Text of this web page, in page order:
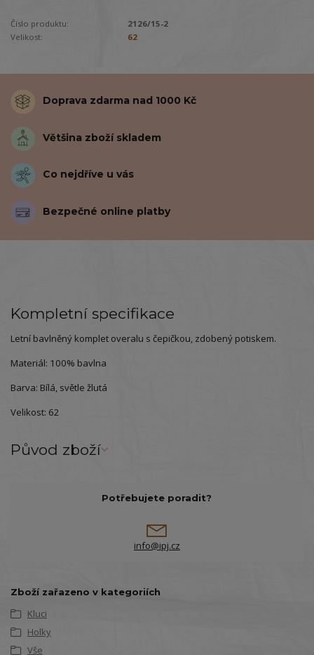
Číslo produktu:
2126/15-2
Velikost:
62
Doprava zdarma nad 1000 Kč
Většina zboží skladem
Co nejdříve u vás
Bezpečné online platby
Kompletní specifikace
Letní bavlněný komplet overalu s čepičkou, zdobený potiskem.
Materiál: 100% bavlna
Barva: Bílá, světle žlutá
Velikost: 62
Původ zboží
Potřebujete poradit?
info@ipj.cz
Zboží zařazeno v kategoriích
Kluci
Holky
Vše